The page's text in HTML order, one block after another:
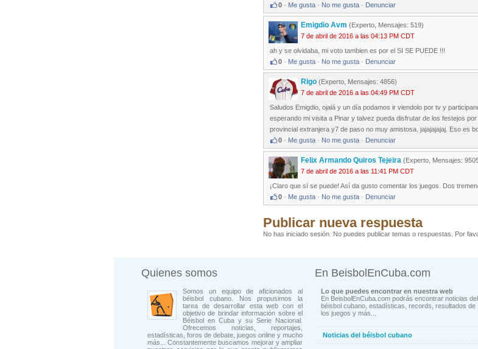
0 · Me gusta · No me gusta · Denunciar
Emigdio Avm (Experto, Mensajes: 519)
7 de abril de 2016 a las 04:13 PM CDT
ah y se olvidaba, mi voto tambien es por el SI SE PUEDE !!!
0 · Me gusta · No me gusta · Denunciar
Rigo (Experto, Mensajes: 4856)
7 de abril de 2016 a las 04:49 PM CDT
Saludos Emigdio, ojalá y un día podamos ir viendolo por tv y
esperando mi visita a Pinar y talvez pueda disfrutar de los festejos
provincial extranjera y7 de paso no muy amistosa. jajajajajaj. Eso es
0 · Me gusta · No me gusta · Denunciar
Felix Armando Quiros Tejeira (Experto, Mensajes:
7 de abril de 2016 a las 11:41 PM CDT
¡Claro que sí se puede! Así da gusto comentar los juegos. Dos
0 · Me gusta · No me gusta · Denunciar
Publicar nueva respuesta
No has iniciado sesión. No puedes publicar temas o respuestas. Por
Quienes somos
Somos un equipo de aficionados al
béisbol cubano. Nos propusimos la
tarea de desarrollar esta web con el
objetivo de brindar información sobre el
Béisbol en Cuba y su Serie Nacional.
Ofrecemos noticias, reportajes,
estadísticas, foros de debate, juegos online y mucho
más... Constantemente buscamos mejorar y ampliar
En BeisbolEnCuba.com
Lo que puedes encontrar en nuestra web
En BeisbolEnCuba.com podrás encontrar noticias del
béisbol cubano, estadísticas, records, resultados de
los juegos y más...
Noticias del béisbol cubano